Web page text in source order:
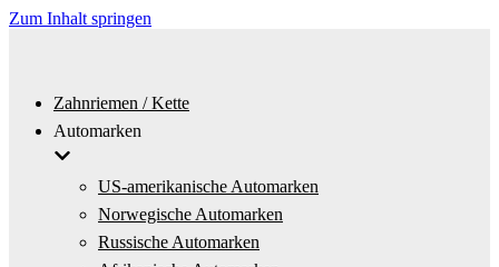
Zum Inhalt springen
Zahnriemen / Kette
Automarken
US-amerikanische Automarken
Norwegische Automarken
Russische Automarken